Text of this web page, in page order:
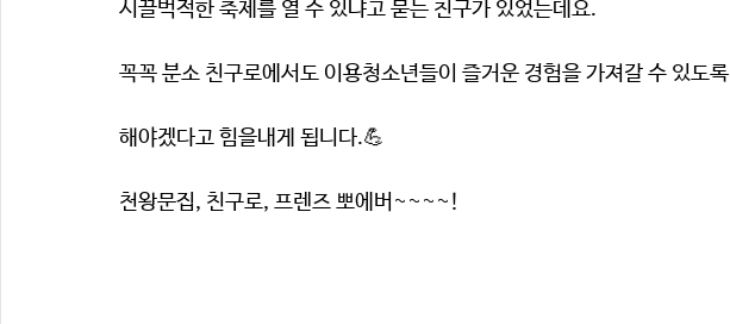
시끌벅적한 축제를 열 수 있냐고 묻는 친구가 있었는데요.
꼭꼭 분소 친구로에서도 이용청소년들이 즐거운 경험을 가져갈 수 있도록
해야겠다고 힘을내게 됩니다.💪
천왕문집, 친구로, 프렌즈 뽀에버~~~~!